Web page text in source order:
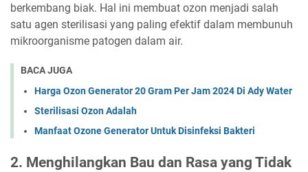
berkembang biak. Hal ini membuat ozon menjadi salah
satu agen sterilisasi yang paling efektif dalam membunuh
mikroorganisme patogen dalam air.
BACA JUGA
Harga Ozon Generator 20 Gram Per Jam 2024 Di Ady Water
Sterilisasi Ozon Adalah
Manfaat Ozone Generator Untuk Disinfeksi Bakteri
2. Menghilangkan Bau dan Rasa yang Tidak